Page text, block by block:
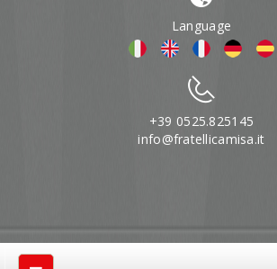
Language
+39 0525.825145
info@fratellicamisa.it